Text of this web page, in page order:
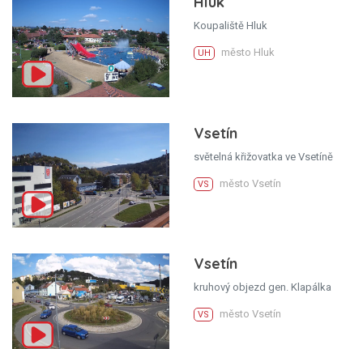
Koupaliště Hluk
UH město Hluk
Vsetín
světelná křižovatka ve Vsetíně
VS město Vsetín
Vsetín
kruhový objezd gen. Klapálka
VS město Vsetín